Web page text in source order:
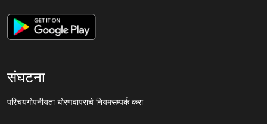
संघटना
परिचयगोपनीयता धोरणवापराचे नियमसम्पर्क करा